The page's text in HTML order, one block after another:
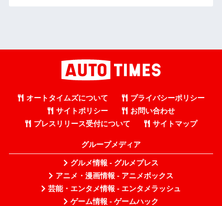
オートタイムズについて
プライバシーポリシー
サイトポリシー
お問い合わせ
プレスリリース受付について
サイトマップ
グループメディア
グルメ情報 - グルメプレス
アニメ・漫画情報 - アニメボックス
芸能・エンタメ情報 - エンタメラッシュ
ゲーム情報 - ゲームハック